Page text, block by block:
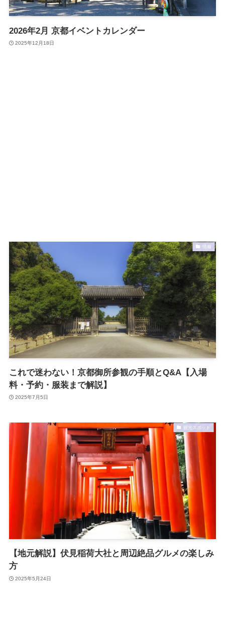
2026年2月 京都イベントカレンダー
2025年12月18日
情報
これで迷わない！京都御所参観の手順とQ&A【入場
料・予約・服装まで解説】
2025年7月5日
観光スポット
【地元解説】伏見稲荷大社と周辺絶品グルメの楽しみ
方
2025年5月24日